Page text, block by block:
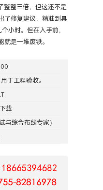
整整三倍，但这还不是
了修复建议，精准到具
小时。但在入手前，
是一堆废铁。
于工程验收。
载
与综合布线专家）